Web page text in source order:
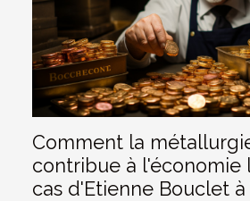
Comment la
contribue à l'économie
cas d'Etienne Bouclet